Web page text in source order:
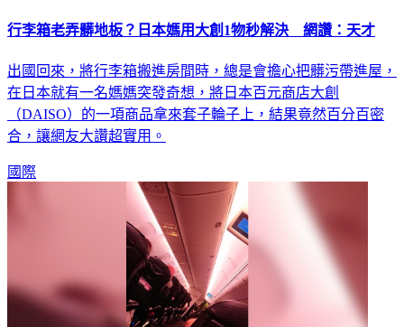
行李箱老弄髒地板？日本媽用大創1物秒解決 網讚：天才
出國回來，將行李箱搬進房間時，總是會擔心把髒污帶進屋，
在日本就有一名媽媽突發奇想，將日本百元商店大創
（DAISO）的一項商品拿來套子輪子上，結果竟然百分百密
合，讓網友大讚超實用。
國際